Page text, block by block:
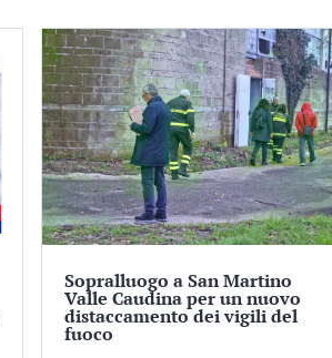
Sopralluogo a San Martino
Valle Caudina per un nuovo
distaccamento dei vigili del
fuoco